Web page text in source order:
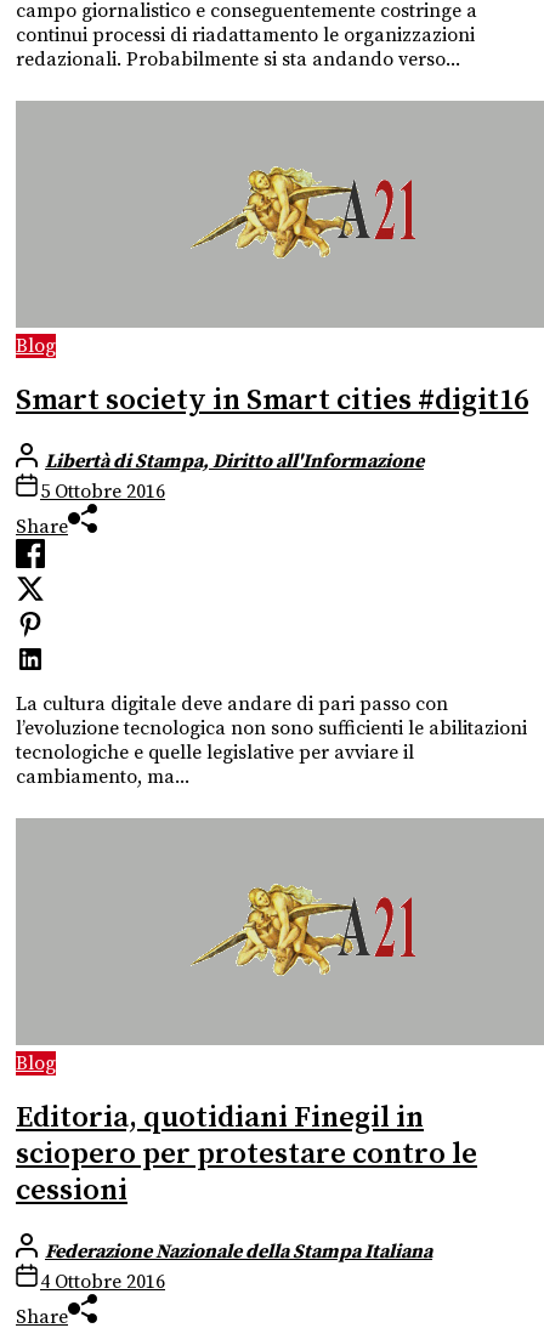
campo giornalistico e conseguentemente costringe a
continui processi di riadattamento le organizzazioni
redazionali. Probabilmente si sta andando verso...
Blog
Smart society in Smart cities #digit16
Libertà di Stampa, Diritto all'Informazione
5 Ottobre 2016
Share
La cultura digitale deve andare di pari passo con
l’evoluzione tecnologica non sono sufficienti le abilitazioni
tecnologiche e quelle legislative per avviare il
cambiamento, ma...
Blog
Editoria, quotidiani Finegil in
sciopero per protestare contro le
cessioni
Federazione Nazionale della Stampa Italiana
4 Ottobre 2016
Share